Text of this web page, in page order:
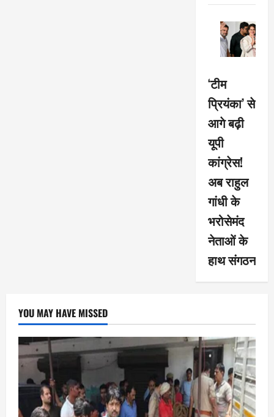
‘टीम
प्रियंका’ से
आगे बढ़ी
यूपी
कांग्रेस!
अब राहुल
गांधी के
भरोसेमंद
नेताओं के
हाथ संगठन
YOU MAY HAVE MISSED